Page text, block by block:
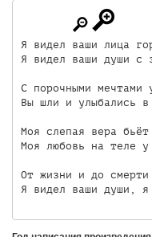
Я видел ваши лица
Я видел ваши души с
С порочными мечтами
Вы шли и улыбались в
Моя слепая вера
Моя любовь на теле у
От жизни и до